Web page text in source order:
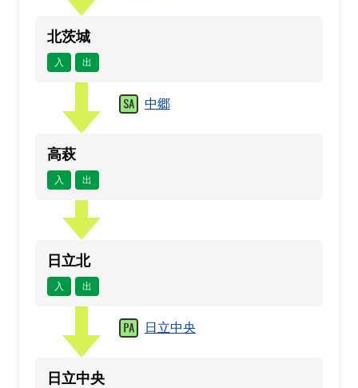
北茨城
入 出
中郷
高萩
入 出
日立北
入 出
日立中央
日立中央